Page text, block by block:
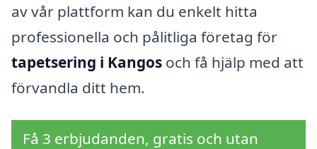
av vår plattform kan du enkelt hitta
professionella och pålitliga företag för
tapetsering i Kangos och få hjälp med att
förvandla ditt hem.
Få 3 erbjudanden, gratis och utan